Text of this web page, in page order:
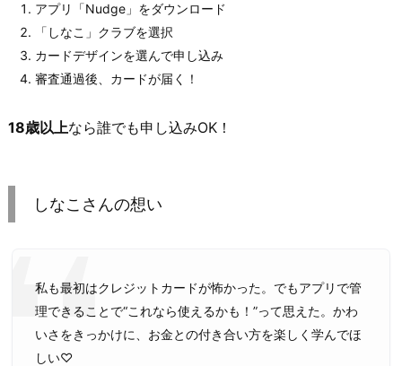
アプリ「Nudge」をダウンロード
「しなこ」クラブを選択
カードデザインを選んで申し込み
審査通過後、カードが届く！
18歳以上なら誰でも申し込みOK！
しなこさんの想い
私も最初はクレジットカードが怖かった。でもアプリで管
理できることで“これなら使えるかも！”って思えた。かわ
いさをきっかけに、お金との付き合い方を楽しく学んでほ
しい♡